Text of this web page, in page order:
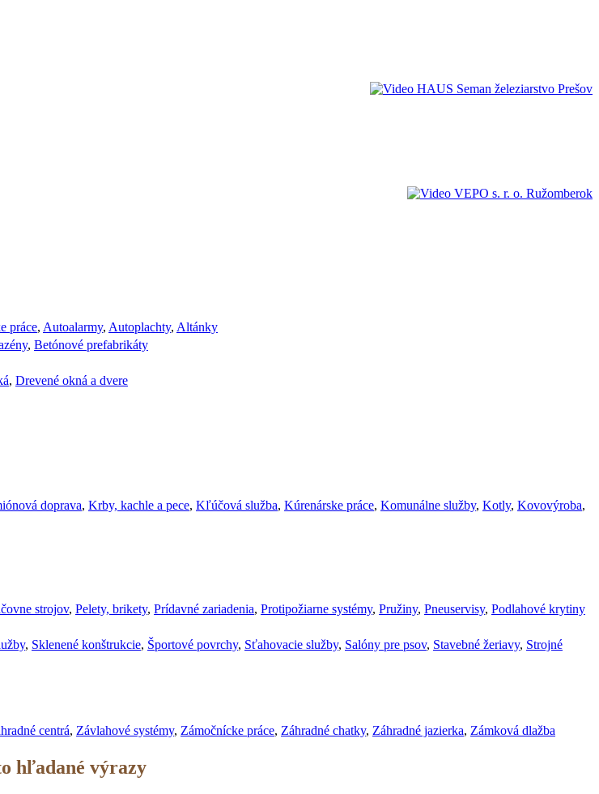
práce, Autoalarmy, Autoplachty, Altánky
, Betónové prefabrikáty
, Drevené okná a dvere
doprava, Krby, kachle a pece, Kľúčová služba, Kúrenárske práce, Komunálne služby, Kotly, Kovovýroba,
strojov, Pelety, brikety, Prídavné zariadenia, Protipožiarne systémy, Pružiny, Pneuservisy, Podlahové krytiny
, Sklenené konštrukcie, Športové povrchy, Sťahovacie služby, Salóny pre psov, Stavebné žeriavy, Strojné
centrá, Závlahové systémy, Zámočnícke práce, Záhradné chatky, Záhradné jazierka, Zámková dlažba
hľadané výrazy